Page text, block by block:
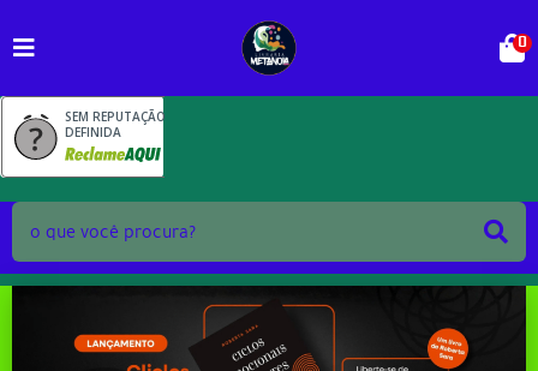
SEM REPUTAÇÃO
DEFINIDA
0